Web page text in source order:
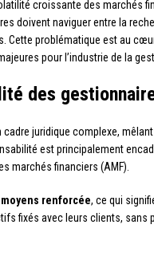
croissante des marchés
doivent naviguer entre la
Cette problématique est au
pour l’industrie de la
des
juridique complexe,
est principalement
marchés financiers (AMF).
renforcée, ce qui
fixés avec leurs clients, sans